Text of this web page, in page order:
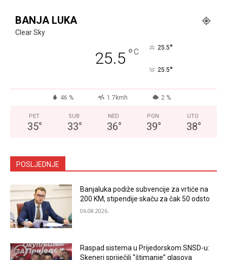
BANJA LUKA
Clear Sky
25.5 °C 25.5°
25.5°
46 % 1.7kmh 2 %
PET
35°
SUB
33°
NED
36°
PON
39°
UTO
38°
POSLJEDNJE
Banjaluka podiže subvencije za vrtiće na
200 KM, stipendije skaču za čak 50 odsto
06.08.2026.
Raspad sistema u Prijedorskom SNSD-u:
Skeneri spriječili “štimanje” glasova